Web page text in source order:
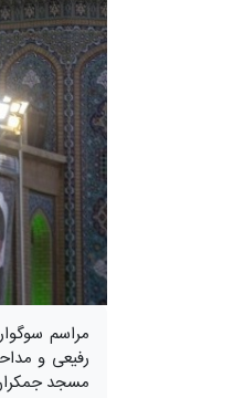
مراسم
رفیعی و
مسجد